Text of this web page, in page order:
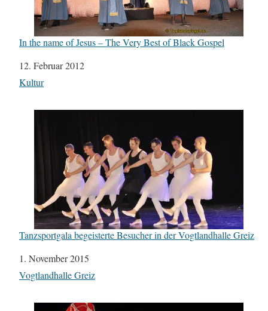
In the name of Jesus – The Very Best of Black Gospel
Datum
12. Februar 2012
In Bezug auf
Kultur
Tanzsportgala begeisterte Besucher in der Vogtlandhalle Greiz
Datum
1. November 2015
In Bezug auf
Vogtlandhalle Greiz